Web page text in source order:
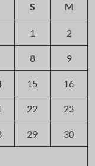
S M
1 2
8 9
15 16
22 23
29 30